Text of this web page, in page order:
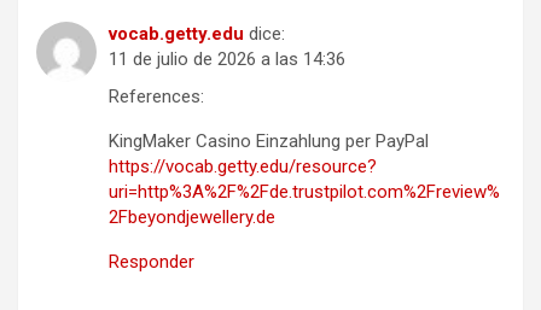
vocab.getty.edu dice:
11 de julio de 2026 a las 14:36
References:
KingMaker Casino Einzahlung per PayPal
https://vocab.getty.edu/resource?
uri=http%3A%2F%2Fde.trustpilot.com%2Freview%
2Fbeyondjewellery.de
Responder